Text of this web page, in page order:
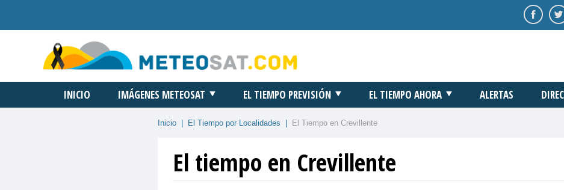
INICIO IMÁGENES METEOSAT EL TIEMPO PREVISIÓN EL TIEMPO AHORA ALERTAS
Inicio El Tiempo por Localidades El Tiempo en Crevillente
El tiempo en Crevillente